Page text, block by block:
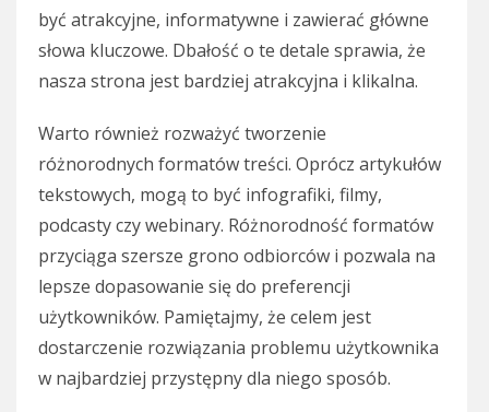
być atrakcyjne, informatywne i zawierać główne
słowa kluczowe. Dbałość o te detale sprawia, że
nasza strona jest bardziej atrakcyjna i klikalna.
Warto również rozważyć tworzenie
różnorodnych formatów treści. Oprócz artykułów
tekstowych, mogą to być infografiki, filmy,
podcasty czy webinary. Różnorodność formatów
przyciąga szersze grono odbiorców i pozwala na
lepsze dopasowanie się do preferencji
użytkowników. Pamiętajmy, że celem jest
dostarczenie rozwiązania problemu użytkownika
w najbardziej przystępny dla niego sposób.